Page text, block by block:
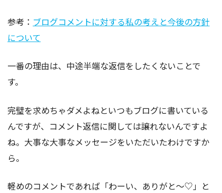
参考： ブログコメントに対する私の考えと今後の方針
について
一番の理由は、中途半端な返信をしたくないことで
す。
完璧を求めちゃダメよねといつもブログに書いている
んですが、コメント返信に関しては譲れないんですよ
ね。大事な大事なメッセージをいただいたわけですか
ら。
軽めのコメントであれば「わーい、ありがと～♡」と